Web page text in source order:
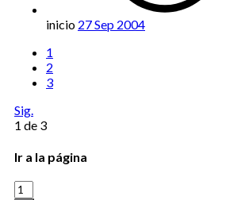
inicio 27 Sep 2004
1
2
3
Sig.
1 de 3
Ir a la página